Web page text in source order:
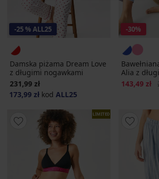
-25 % ALL25
Damska piżama Dream Love
z długimi nogawkami
231,99 zł
173,99 zł kod ALL25
-30%
Alia z
Zniżka
143,49 zł
LIMITED